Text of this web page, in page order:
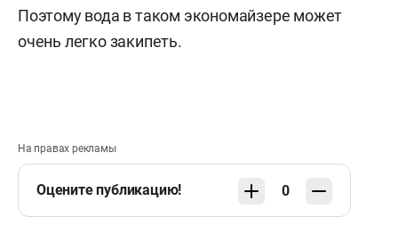
Поэтому вода в таком экономайзере может
очень легко закипеть.
На правах рекламы
Оцените публикацию! 0